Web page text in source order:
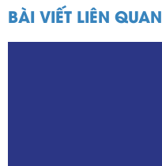
BÀI VIẾT LIÊN QUAN